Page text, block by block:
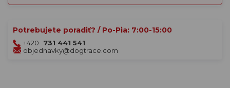
Potrebujete poradiť? / Po-Pia: 7:00-15:00
+420
731 441 541
objednavky@dogtrace.com